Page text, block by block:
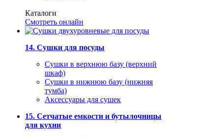
Каталоги
Смотреть онлайн
14. Сушки для посуды
Сушки в верхнюю базу (верхний
шкаф)
Сушки в нижнюю базу (нижняя
тумба)
Аксессуары для сушек
15. Сетчатые емкости и бутылочницы
для кухни